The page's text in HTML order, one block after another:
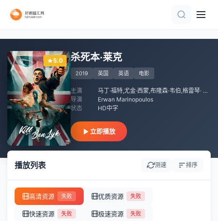
5.0 杀死本·莱克
2019 英国 英语 电影
主演
马丁·福特,尤金·西蒙,布隆森·韦伯,格雷琴· 易葛夫,迪米特里·列奥尼达斯,安德鲁·霍尔,adam astill,Ashley Thomas,斯克鲁比斯·皮普,james chalmers,meena rayann,布鲁斯·麦金农,查理·罗尔斯,丹·凯德,埃文特·斯特朗,william sciortino,Ania Gauer
导演
Erwan Marinopoulos
状态
HD中字
立即播放
播放列表 测速 排序
高清资源 失败 优质资源 失败
快速资源 失败 极速资源 失败
正片
HD国语
更新HD
HD中字
更新至高清
HD中字
正片
已完结